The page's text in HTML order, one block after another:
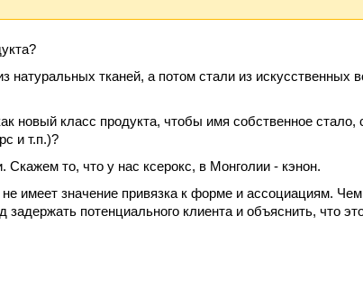
натуральных тканей, а потом стали из искусственных
новый класс продукта, чтобы имя собственное стало,
и т.п.)?
Скажем то, что у нас ксерокс, в Монголии - кэнон.
имеет значение привязка к форме и ассоциациям.
потенциального клиента и объяснить, что